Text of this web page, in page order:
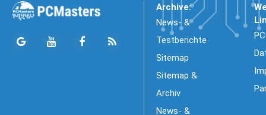
Archive:
News- &
Testberichte
Sitemap
Sitemap &
Archiv
News- &